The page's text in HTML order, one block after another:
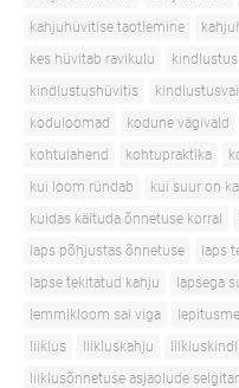
kahjuhüvitise taotlemine
kes hüvitab ravikulu
kindlustus
kindlustushüvitis
koduloomad
kodune vägivald
kohtulahend
kohtupraktika
kui loom ründab
kui suur on
kuidas käituda õnnetuse korral
laps põhjustas õnnetuse
laps
lapse tekitatud kahju
lapsega
lemmikloom sai viga
liiklus
liikluskahju
liiklusõnnetuse asjaolude